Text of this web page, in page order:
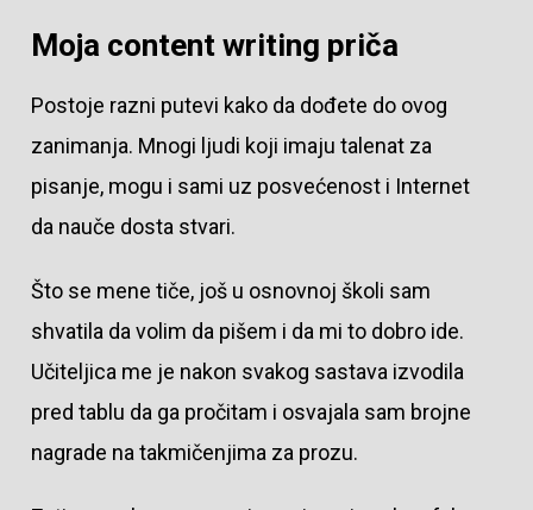
Moja content writing priča
Postoje razni putevi kako da dođete do ovog
zanimanja. Mnogi ljudi koji imaju talenat za
pisanje, mogu i sami uz posvećenost i Internet
da nauče dosta stvari.
Što se mene tiče, još u osnovnoj školi sam
shvatila da volim da pišem i da mi to dobro ide.
Učiteljica me je nakon svakog sastava izvodila
pred tablu da ga pročitam i osvajala sam brojne
nagrade na takmičenjima za prozu.